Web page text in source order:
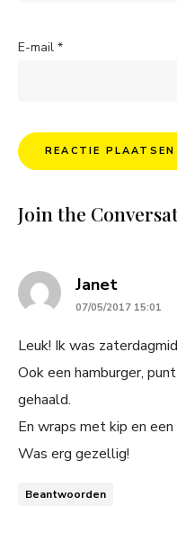
E-mail *
Join the
Janetsays:
07/05/2017 15:01
Leuk! Ik was
Ook een hamburger,
gehaald.
En wraps met kip en
Was erg gezellig!
Beantwoorden